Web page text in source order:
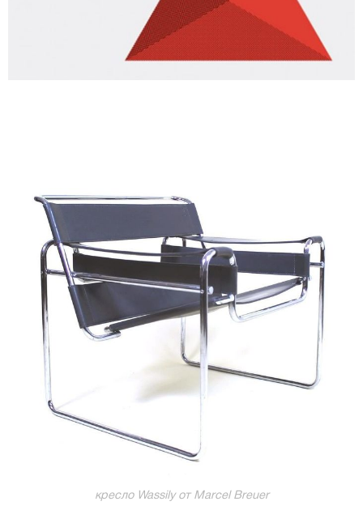
кресло Wassily от Marcel Breuer